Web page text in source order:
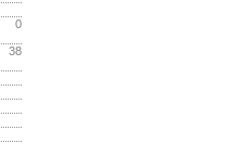
0
38